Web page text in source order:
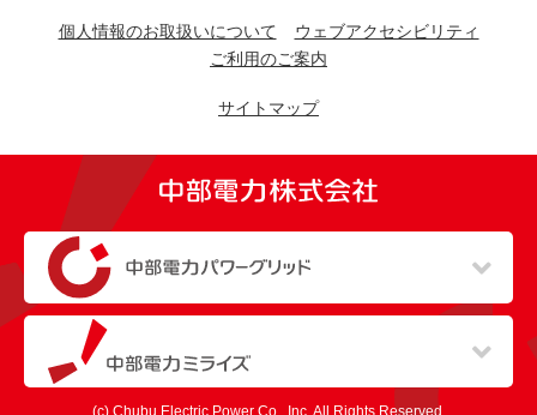
個人情報のお取扱いについて
ウェブアクセシビリティ
ご利用のご案内
サイトマップ
（新しいウィンドウを開きます）
（新しいウィンドウを開きます）
(c) Chubu Electric Power Co., Inc. All Rights Reserved.